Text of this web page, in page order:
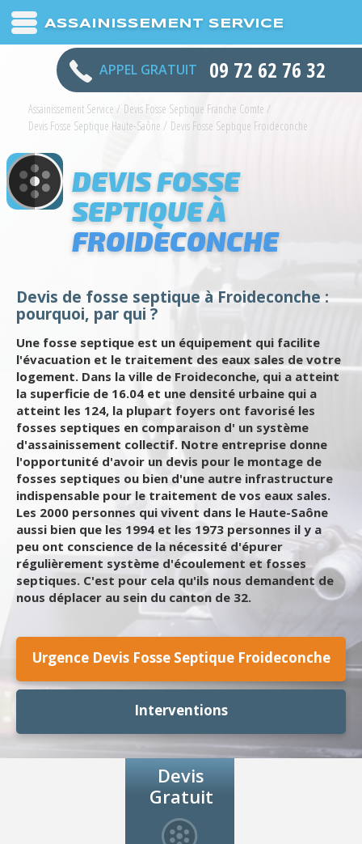
ASSAINISSEMENT SERVICE
APPEL GRATUIT 09 72 62 76 32
Assainissement Service / Devis Fosse Septique Franche Comte /
Devis Fosse Septique Haute-Saône / Devis Fosse Septique Froideconche
DEVIS FOSSE
SEPTIQUE À
FROIDECONCHE
Devis de fosse septique à Froideconche :
pourquoi, par qui ?
Une fosse septique est un équipement qui facilite
l'évacuation et le traitement des eaux sales de votre
logement. Dans la ville de Froideconche, qui a atteint
la superficie de 16.04 et une densité urbaine qui a
atteint les 124, la plupart foyers ont favorisé les
fosses septiques en comparaison d' un système
d'assainissement collectif. Notre entreprise donne
l'opportunité d'avoir un devis pour le montage de
fosses septiques ou bien d'une autre infrastructure
indispensable pour le traitement de vos eaux sales.
Les 2000 personnes qui vivent dans le Haute-Saône
aussi bien que les 1994 et les 1973 personnes il y a
peu ont conscience de la nécessité d'épurer
régulièrement système d'écoulement et fosses
septiques. C'est pour cela qu'ils nous demandent de
nous déplacer au sein du canton de 32.
Urgence Devis Fosse Septique Froideconche
Interventions
Devis
Gratuit